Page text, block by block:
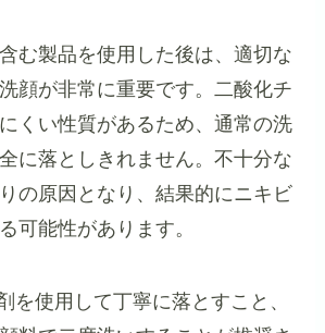
む製品を使用した後は、適切な
顔が非常に重要です。二酸化チ
くい性質があるため、通常の洗
に落としきれません。不十分な
の原因となり、結果的にニキビ
可能性があります。
を使用して丁寧に落とすこと、